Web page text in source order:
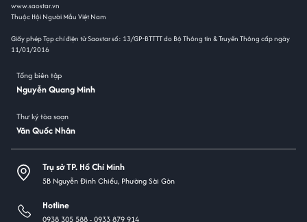
www.saostar.vn
Thuộc Hội Người Mẫu Việt Nam
Giấy phép Tạp chí điện tử Saostar số: 13/GP-BTTTT do Bộ Thông tin & Truyền Thông cấp ngày
11/01/2016
Tổng biên tập
Nguyễn Quang Minh
Thư ký tòa soạn
Văn Quốc Nhân
Trụ sở TP. Hồ Chí Minh
5B Nguyễn Đình Chiểu, Phường Sài Gòn
Hotline
0938 305 588 -0933 879 914